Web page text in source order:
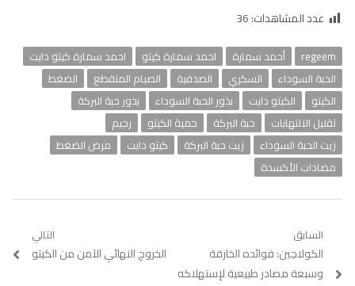
عدد المشاهدات:36
regeem أحمد سمارة احمد سمارة كيتو
احمد سمارة كيتو دايت
الحبة السوداء
السكري الصدفية الصيام المتقطع
الضغط
الكيتو
الكيتو دايت بذور الحبة السوداء
بذور حبة البركة
تقليل الالتهابات
حبة البركة حمية الكيتو
رجيم
زيت الحبة السوداء
زيت حبة البركة كيتو دايت
مرض الضغط
مضادات الأكسدة
تصفّح
المقالات
السابق
Previous
post:
الكولاجين: فوائده الخارقة
وسبعة مصادر طبيعية لإستهلاكه
التالي
Next
الخروج النهائي الآمن من الكيتو